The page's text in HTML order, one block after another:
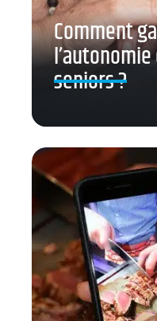
Comment
seniors ?